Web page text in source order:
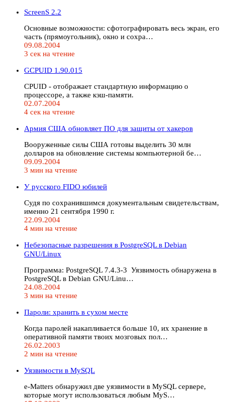
ScreenS 2.2
Основные возможности: сфотографировать весь экран, его
часть (прямоугольник), окно и сохра…
09.08.2004
3 сек на чтение
GCPUID 1.90.015
CPUID - отображает стандартную информацию о
процессоре, а также кэш-памяти.
02.07.2004
4 сек на чтение
Армия США обновляет ПО для защиты от хакеров
Вооруженные силы США готовы выделить 30 млн
долларов на обновление системы компьютерной бе…
09.09.2004
3 мин на чтение
У русского FIDO юбилей
Судя по сохранившимся документальным свидетельствам,
именно 21 сентября 1990 г.
22.09.2004
4 мин на чтение
Небезопасные разрешения в PostgreSQL в Debian
GNU/Linux
Программа: PostgreSQL 7.4.3-3 Уязвимость обнаружена в
PostgreSQL в Debian GNU/Linu…
24.08.2004
3 мин на чтение
Пароли: хранить в сухом месте
Когда паролей накапливается больше 10, их хранение в
оперативной памяти твоих мозговых пол…
26.02.2003
2 мин на чтение
Уязвимости в MySQL
e-Matters обнаружил две уязвимости в MySQL сервере,
которые могут использоваться любым MyS…